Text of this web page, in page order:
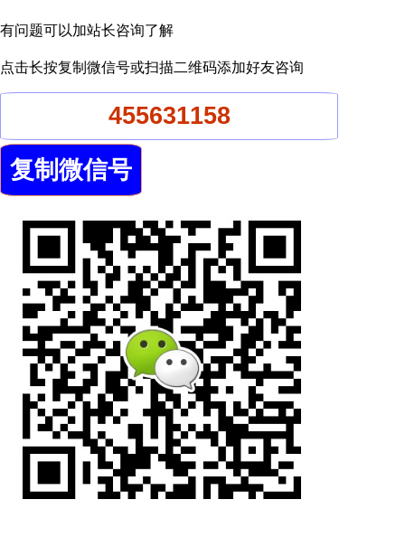
有问题可以加站长咨询了解
点击长按复制微信号或扫描二维码添加好友咨询